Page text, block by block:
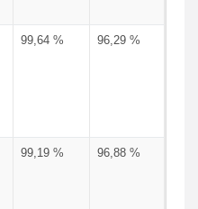
99,64 % 96,29 %
99,19 % 96,88 %